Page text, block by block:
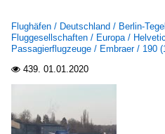
Flughäfen / Deutschland / Berlin-
Fluggesellschaften / Europa /
Passagierflugzeuge / Embraer / 190
 439. 01.01.2020